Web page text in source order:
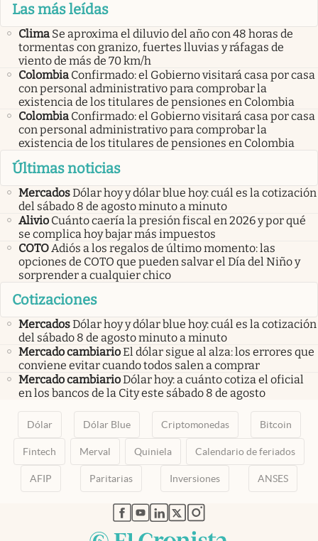
Las más leídas
Clima Se aproxima el diluvio del año con 48 horas de
tormentas con granizo, fuertes lluvias y ráfagas de
viento de más de 70 km/h
Colombia Confirmado: el Gobierno visitará casa por casa
con personal administrativo para comprobar la
existencia de los titulares de pensiones en Colombia
Colombia Confirmado: el Gobierno visitará casa por casa
con personal administrativo para comprobar la
existencia de los titulares de pensiones en Colombia
Últimas noticias
MercadosDólar hoy y dólar blue hoy: cuál es la cotización
del sábado 8 de agosto minuto a minuto
Alivio Cuánto caería la presión fiscal en 2026 y por qué
se complica hoy bajar más impuestos
COTOAdiós a los regalos de último momento: las
opciones de COTO que pueden salvar el Día del Niño y
sorprender a cualquier chico
Cotizaciones
MercadosDólar hoy y dólar blue hoy: cuál es la cotización
del sábado 8 de agosto minuto a minuto
Mercado cambiarioEl dólar sigue al alza: los errores que
conviene evitar cuando todos salen a comprar
Mercado cambiarioDólar hoy: a cuánto cotiza el oficial
en los bancos de la City este sábado 8 de agosto
Dólar Dólar Blue Criptomonedas Bitcoin
Fintech Merval Quiniela Calendario de feriados
AFIP Paritarias Inversiones ANSES
abre en nueva pestaña
abre en nueva pestaña
abre en nueva pestaña
abre en nueva pestaña
abre en nueva pestaña